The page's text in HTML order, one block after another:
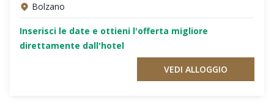
Bolzano
Inserisci le date e ottieni l'offerta migliore
direttamente dall'hotel
VEDI ALLOGGIO